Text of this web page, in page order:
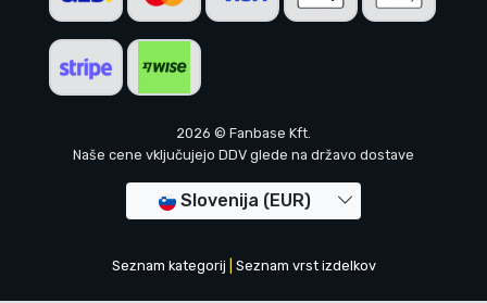
2026 © Fanbase Kft.
Naše cene vključujejo DDV glede na državo dostave
Slovenija (EUR)
Seznam kategorij Seznam vrst izdelkov